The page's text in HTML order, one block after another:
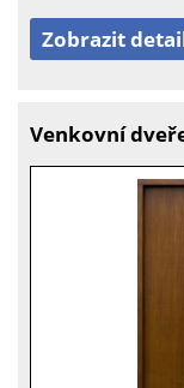
Zobrazit
Venkovní